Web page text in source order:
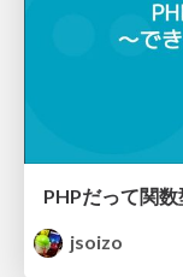
jsoizo